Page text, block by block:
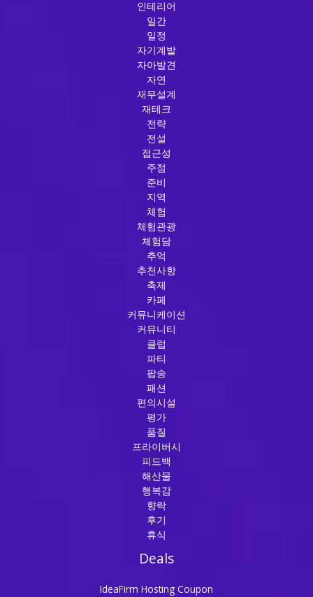
인테리어
일간
일정
자기계발
자아발견
자연
재무설계
재테크
전략
전설
접근성
주점
준비
지역
체험
체험관광
체험담
추억
추천사항
축제
카페
커뮤니케이션
커뮤니티
클럽
파티
팝송
패션
편의시설
평가
품질
프라이버시
피드백
해산물
행복감
향락
후기
휴식
Deals
IdeaFirm Hosting Coupon